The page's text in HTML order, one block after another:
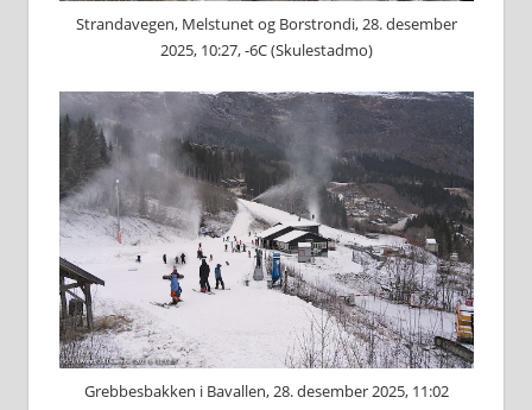
Strandavegen, Melstunet og Borstrondi, 28. desember
2025, 10:27, -6C (Skulestadmo)
Grebbesbakken i Bavallen, 28. desember 2025, 11:02